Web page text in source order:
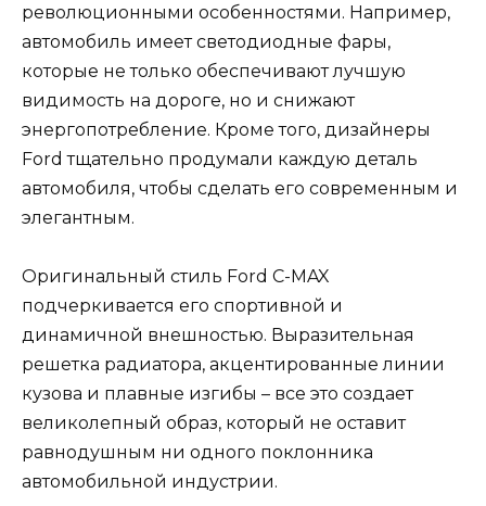
революционными особенностями. Например,
автомобиль имеет светодиодные фары,
которые не только обеспечивают лучшую
видимость на дороге, но и снижают
энергопотребление. Кроме того, дизайнеры
Ford тщательно продумали каждую деталь
автомобиля, чтобы сделать его современным и
элегантным.
Оригинальный стиль Ford C-MAX
подчеркивается его спортивной и
динамичной внешностью. Выразительная
решетка радиатора, акцентированные линии
кузова и плавные изгибы – все это создает
великолепный образ, который не оставит
равнодушным ни одного поклонника
автомобильной индустрии.